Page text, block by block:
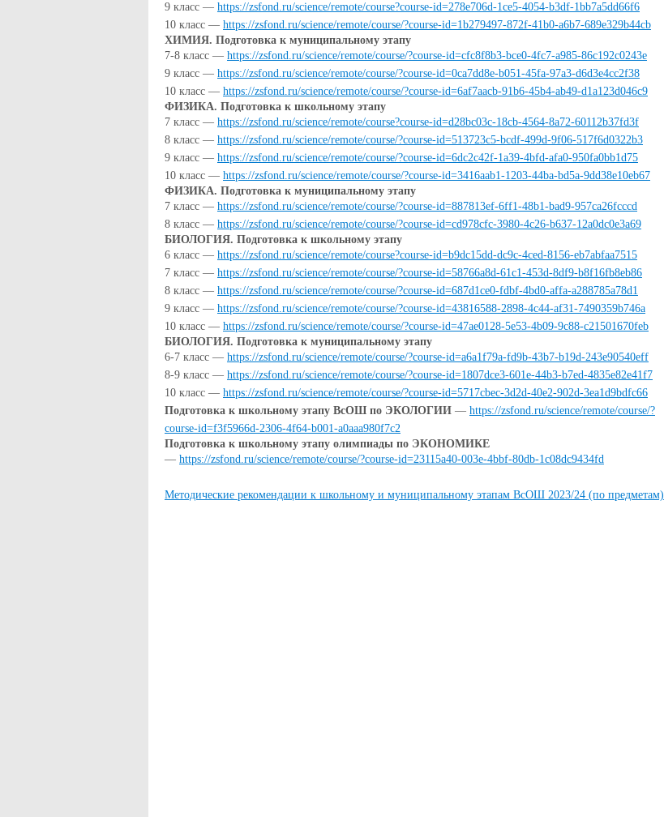
9 класс — https://zsfond.ru/science/remote/course?course-id=278e706d-1ce5-4054-b3df-1bb7a5dd66f6
10 класс — https://zsfond.ru/science/remote/course/?course-id=1b279497-872f-41b0-a6b7-689e329b44cb
ХИМИЯ. Подготовка к муниципальному этапу
7-8 класс — https://zsfond.ru/science/remote/course/?course-id=cfc8f8b3-bce0-4fc7-a985-86c192c0243e
9 класс — https://zsfond.ru/science/remote/course/?course-id=0ca7dd8e-b051-45fa-97a3-d6d3e4cc2f38
10 класс — https://zsfond.ru/science/remote/course/?course-id=6af7aacb-91b6-45b4-ab49-d1a123d046c9
ФИЗИКА. Подготовка к школьному этапу
7 класс — https://zsfond.ru/science/remote/course?course-id=d28bc03c-18cb-4564-8a72-60112b37fd3f
8 класс — https://zsfond.ru/science/remote/course/?course-id=513723c5-bcdf-499d-9f06-517f6d0322b3
9 класс — https://zsfond.ru/science/remote/course/?course-id=6dc2c42f-1a39-4bfd-afa0-950fa0bb1d75
10 класс — https://zsfond.ru/science/remote/course/?course-id=3416aab1-1203-44ba-bd5a-9dd38e10eb67
ФИЗИКА. Подготовка к муниципальному этапу
7 класс — https://zsfond.ru/science/remote/course/?course-id=887813ef-6ff1-48b1-bad9-957ca26fcccd
8 класс — https://zsfond.ru/science/remote/course/?course-id=cd978cfc-3980-4c26-b637-12a0dc0e3a69
БИОЛОГИЯ. Подготовка к школьному этапу
6 класс — https://zsfond.ru/science/remote/course?course-id=b9dc15dd-dc9c-4ced-8156-eb7abfaa7515
7 класс — https://zsfond.ru/science/remote/course/?course-id=58766a8d-61c1-453d-8df9-b8f16fb8eb86
8 класс — https://zsfond.ru/science/remote/course/?course-id=687d1ce0-fdbf-4bd0-affa-a288785a78d1
9 класс — https://zsfond.ru/science/remote/course/?course-id=43816588-2898-4c44-af31-7490359b746a
10 класс — https://zsfond.ru/science/remote/course/?course-id=47ae0128-5e53-4b09-9c88-c21501670feb
БИОЛОГИЯ. Подготовка к муниципальному этапу
6-7 класс — https://zsfond.ru/science/remote/course/?course-id=a6a1f79a-fd9b-43b7-b19d-243e90540eff
8-9 класс — https://zsfond.ru/science/remote/course/?course-id=1807dce3-601e-44b3-b7ed-4835e82e41f7
10 класс — https://zsfond.ru/science/remote/course/?course-id=5717cbec-3d2d-40e2-902d-3ea1d9bdfc66
Подготовка к школьному этапу ВсОШ по ЭКОЛОГИИ — https://zsfond.ru/science/remote/course/?
course-id=f3f5966d-2306-4f64-b001-a0aaa980f7c2
Подготовка к школьному этапу олимпиады по ЭКОНОМИКЕ
— https://zsfond.ru/science/remote/course/?course-id=23115a40-003e-4bbf-80db-1c08dc9434fd
Методические рекомендации к школьному и муниципальному этапам ВсОШ 2023/24 (по предметам)